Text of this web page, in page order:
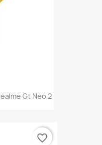
Gt Neo 2
favorite_border